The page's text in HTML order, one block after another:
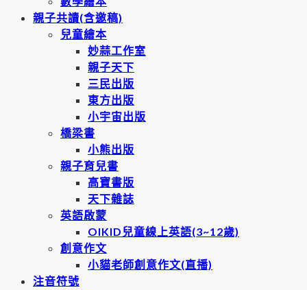
親子共讀(含邀稿)
兒童繪本
妙蒜工作室
親子天下
三民出版
東方出版
小宇宙出版
橋梁書
小熊出版
親子育兒書
高寶書版
天下雜誌
英語啟蒙
OIKID兒童線上英語(3~12歲)
創意作文
小貓老師創意作文(直播)
注音符號